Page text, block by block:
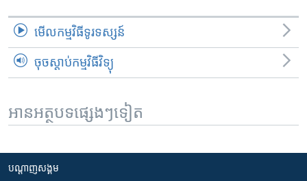
មើល​កម្មវិធី​ទូរទស្សន៍
ចុចស្តាប់កម្មវិធីវិទ្យុ
អានអត្ថបទផ្សេងៗទៀត
បណ្តាញ​សង្គម